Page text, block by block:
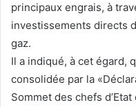
principaux engrais, à
investissements directs
gaz.
Il a indiqué, à cet égard,
consolidée par la
Sommet des chefs